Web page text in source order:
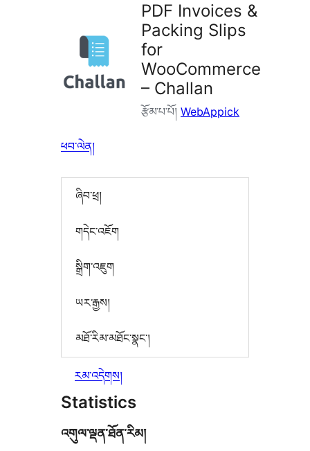
PDF Invoices &
Packing Slips
for
WooCommerce
– Challan
རྩོམ་པ་པོ། WebAppick
ཕབ་ལེན།
ཞིབ་ཕྲ།
གདེང་འཇོག
སྒྲིག་འཇུག
ཡར་རྒྱས།
མཐོ་རིམ་མཐོང་སྣང་།
རམ་འདེགས།
Statistics
འགུལ་ལྡན་ཐོན་རིམ།